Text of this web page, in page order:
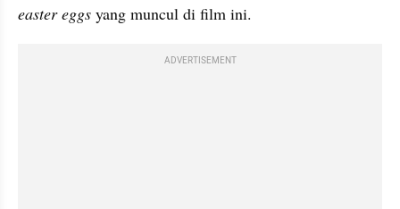
easter eggs yang muncul di film ini.
ADVERTISEMENT